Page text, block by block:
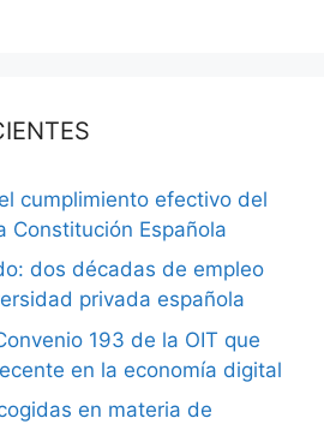
cumplimiento efectivo del
Constitución Española
dos décadas de empleo
privada española
193 de la OIT que
en la economía digital
en materia de